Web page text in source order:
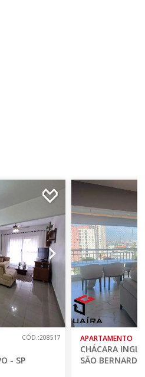
- SP
CÓD.:208517 APARTAMENTO
CHÁCARA
SÃO